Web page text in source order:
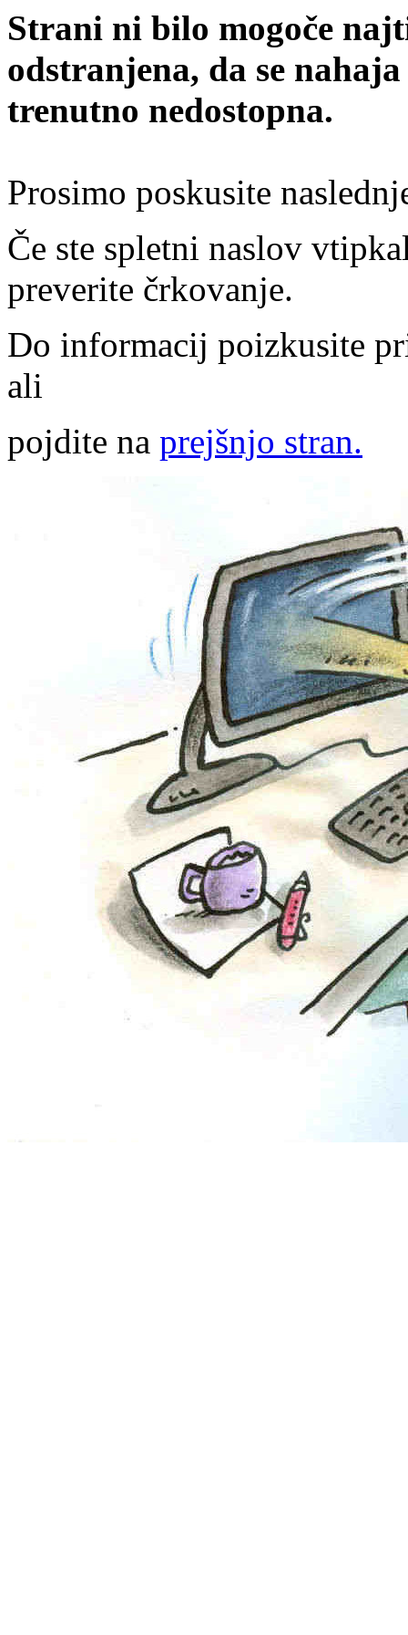
Strani ni bilo mogoče
odstranjena, da se
trenutno nedostopna.
Prosimo poskusite
Če ste spletni naslov
preverite črkovanje.
Do informacij poizkusite
ali
pojdite na prejšnjo stran.